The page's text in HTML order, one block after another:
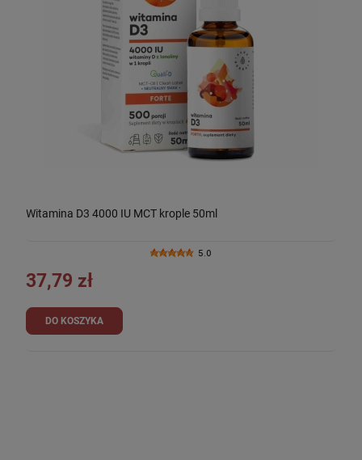
Witamina D3 4000 IU MCT krople 50ml
5.0
37,79 zł
DO KOSZYKA